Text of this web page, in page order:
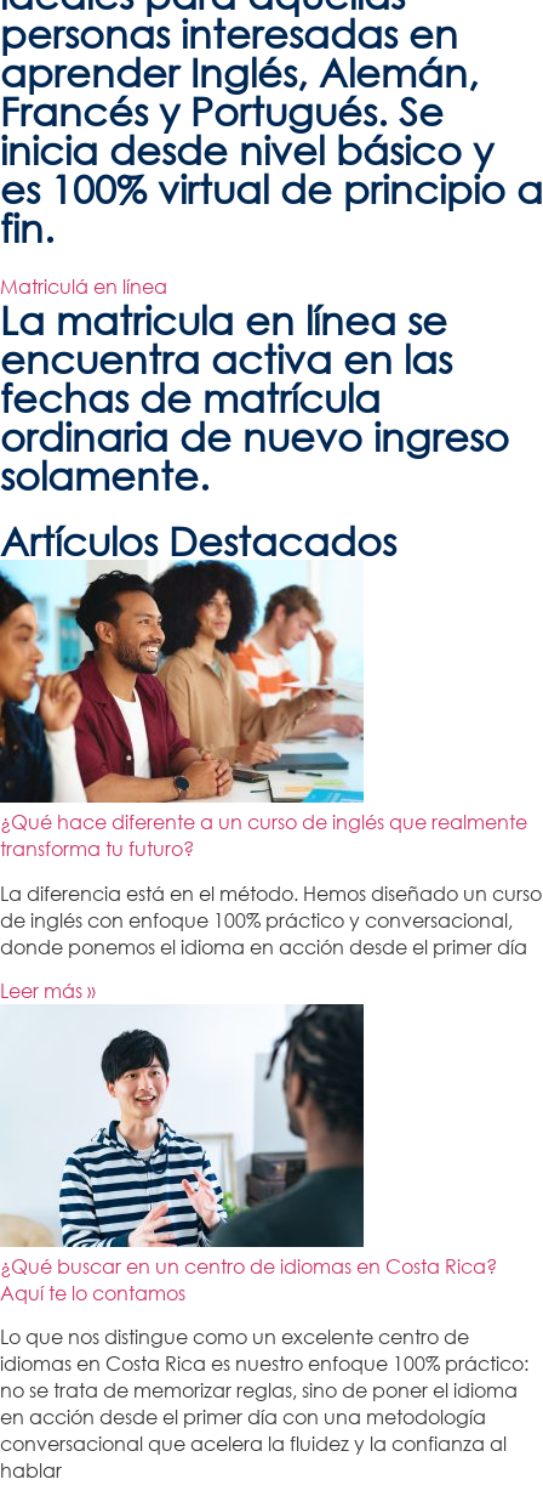
personas interesadas en
aprender Inglés, Alemán,
Francés y Portugués. Se
inicia desde nivel básico y
es 100% virtual de principio a
fin.
Matriculá en línea
La matricula en línea se
encuentra activa en las
fechas de matrícula
ordinaria de nuevo ingreso
solamente.
Artículos Destacados
¿Qué hace diferente a un curso de inglés que realmente
transforma tu futuro?
La diferencia está en el método. Hemos diseñado un curso
de inglés con enfoque 100% práctico y conversacional,
donde ponemos el idioma en acción desde el primer día
Leer más »
¿Qué buscar en un centro de idiomas en Costa Rica?
Aquí te lo contamos
Lo que nos distingue como un excelente centro de
idiomas en Costa Rica es nuestro enfoque 100% práctico:
no se trata de memorizar reglas, sino de poner el idioma
en acción desde el primer día con una metodología
conversacional que acelera la fluidez y la confianza al
hablar